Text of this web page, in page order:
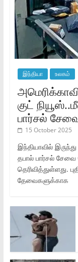
இந்தியா உலகம்
குட்
பார்சல்
15 October 2025
இந்தியாவில்
தபால் பார்சல்
தெரிவித்துள்ளது.
தேவைகளுக்காக